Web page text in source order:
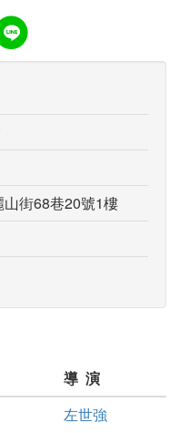
街68巷20號1樓
導 演
左世強